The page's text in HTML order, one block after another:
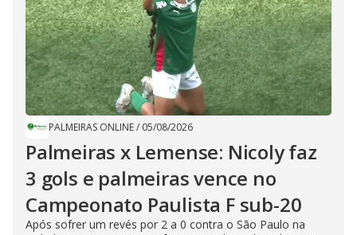
PALMEIRAS ONLINE/ 05/08/2026
Palmeiras x Lemense: Nicoly faz
3 gols e palmeiras vence no
Campeonato Paulista F sub-20
Após sofrer um revés por 2 a 0 contra o São Paulo na